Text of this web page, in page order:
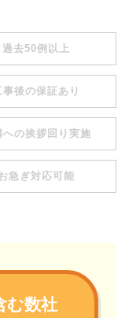
過去50例以上
事後の保証あり
への挨拶回り実施
急ぎ対応可能
む数社